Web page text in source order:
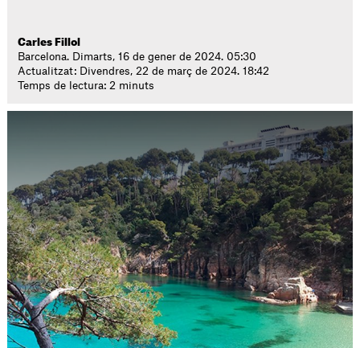
Carles Fillol
Barcelona. Dimarts, 16 de gener de 2024. 05:30
Actualitzat: Divendres, 22 de març de 2024. 18:42
Temps de lectura: 2 minuts